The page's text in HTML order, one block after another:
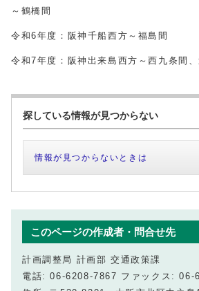
～鶴橋間
令和6年度：阪神千船西方～福島間
令和7年度：阪神出来島西方～西九条間
探している情報が見つからない
情報が見つからないときは
このページの作成者・問合せ先
計画調整局 計画部 交通政策課
電話: 06-6208-7867 ファックス: 06-